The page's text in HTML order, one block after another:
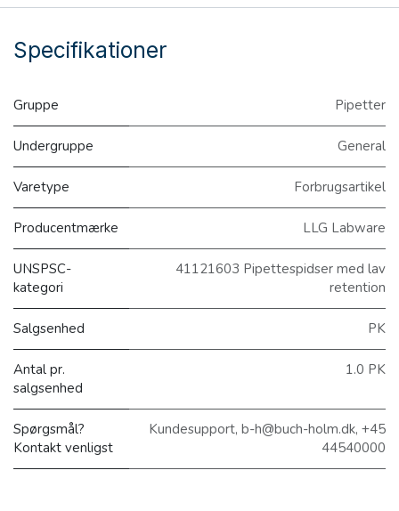
Specifikationer
Gruppe Pipetter
Undergruppe General
Varetype Forbrugsartikel
Producentmærke LLG Labware
UNSPSC-
kategori
41121603 Pipettespidser med lav
retention
Salgsenhed PK
Antal pr.
salgsenhed
1.0 PK
Spørgsmål?
Kontakt venligst
Kundesupport, b-h@buch-holm.dk, +45
44540000